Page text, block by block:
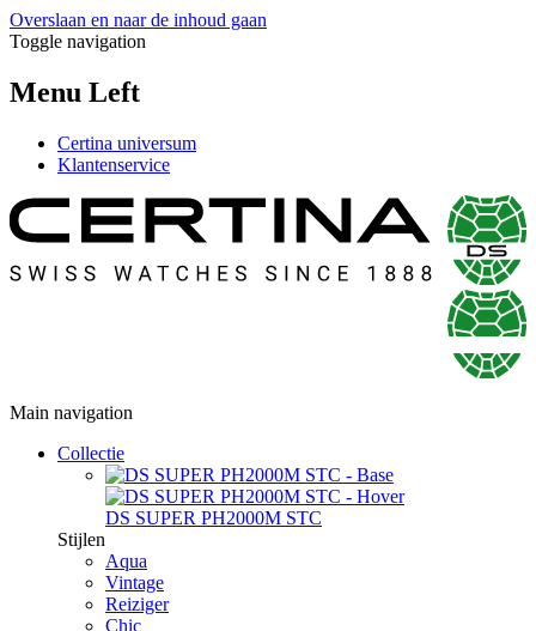
Overslaan en naar de inhoud gaan
Toggle navigation
Menu Left
Certina universum
Klantenservice
Main navigation
Collectie
DS SUPER PH2000M STC
Stijlen
Aqua
Vintage
Reiziger
Chic